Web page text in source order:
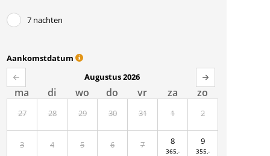
7 nachten
Aankomstdatum
Augustus 2026
ma di wo do vr za zo
27 28 29 30 31 1 2
3 4 5 6 7 8
365,-
9
355,-